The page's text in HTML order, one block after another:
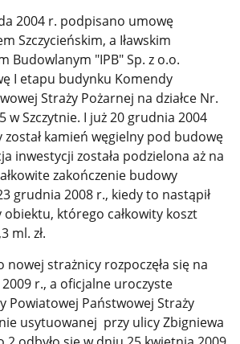
2004 r. podpisano umowę
Szczycieńskim, a Iławskim
Budowlanym "IPB" Sp. z o.o.
I etapu budynku Komendy
Straży Pożarnej na działce Nr.
w Szczytnie. I już 20 grudnia 2004
kamień węgielny pod budowę
inwestycji została podzielona aż na
zakończenie budowy
grudnia 2008 r., kiedy to nastąpił
którego całkowity koszt
ml. zł.
nowej strażnicy rozpoczęła się na
r., a oficjalne uroczyste
Powiatowej Państwowej Straży
usytuowanej przy ulicy Zbigniewa